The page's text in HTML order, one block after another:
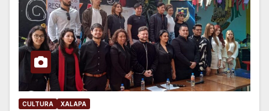
CULTURA XALAPA